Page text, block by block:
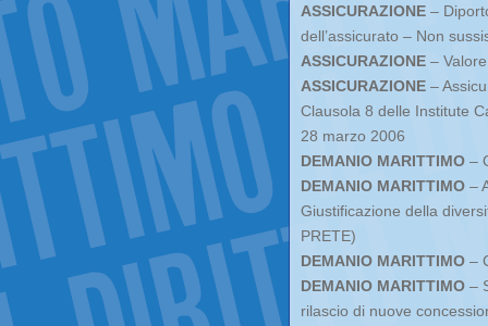
ASSICURAZIONE –
dell’assicurato – Non
ASSICURAZIONE –
ASSICURAZIONE –
Clausola 8 delle Institute
28 marzo 2006
DEMANIO MARITTIMO –
DEMANIO MARITTIMO –
Giustificazione della
PRETE)
DEMANIO MARITTIMO –
DEMANIO MARITTIMO –
rilascio di nuove